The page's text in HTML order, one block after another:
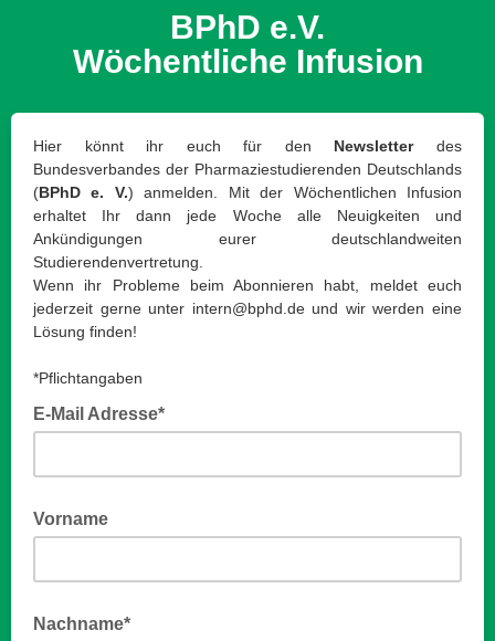
BPhD e.V.
Wöchentliche Infusion
Hier könnt ihr euch für den Newsletterdes
Bundesverbandes der Pharmaziestudierenden Deutschlands
(BPhD e. V.) anmelden. Mit der Wöchentlichen Infusion
erhaltet Ihr dann jede Woche alle Neuigkeiten und
Ankündigungen eurer deutschlandweiten
Studierendenvertretung.
Wenn ihr Probleme beim Abonnieren habt, meldet euch
jederzeit gerne unter intern@bphd.de und wir werden eine
Lösung finden!
*Pflichtangaben
E-Mail Adresse*
Vorname
Nachname*